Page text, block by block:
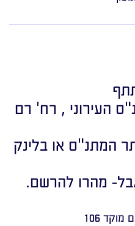
העירוני , רח' רם
המתנ"ס או בלינק
מהרו להרשם.
106